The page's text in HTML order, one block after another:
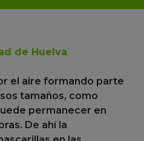
de Huelva
el aire formando parte
tamaños, como
permanecer en
De ahí la